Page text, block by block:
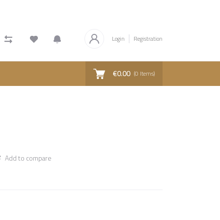
Login Registration
€0.00 (0 Items)
Add to compare